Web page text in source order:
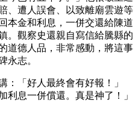
、遭人誤會、以致離廟雲遊等
本金和利息，一併交還給陳道
。觀察史還親自寫信給騰縣的
道德人品，非常感動，將這事
永志。
：「好人最終會有好報！」
利息一併償還。真是神了！」